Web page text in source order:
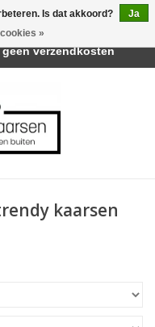
kaarsen
Is dat akkoord?
Ja
»
Cadeau | Belvederelaan
verzendkosten